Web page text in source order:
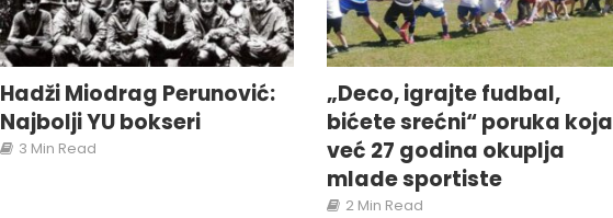
Hadži Miodrag Perunović:
Najbolji YU bokseri
3 Min Read
„Deco, igrajte fudbal,
bićete srećni“ poruka koja
već 27 godina okuplja
mlade sportiste
2 Min Read